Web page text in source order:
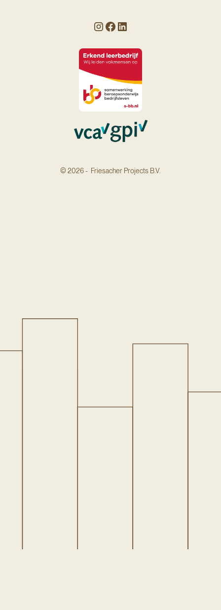
© 2026 - Friesacher Projects B.V.